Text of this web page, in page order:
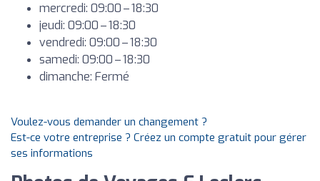
mercredi: 09:00 – 18:30
jeudi: 09:00 – 18:30
vendredi: 09:00 – 18:30
samedi: 09:00 – 18:30
dimanche: Fermé
Voulez-vous demander un changement ?
Est-ce votre entreprise ? Créez un compte gratuit pour gérer
ses informations